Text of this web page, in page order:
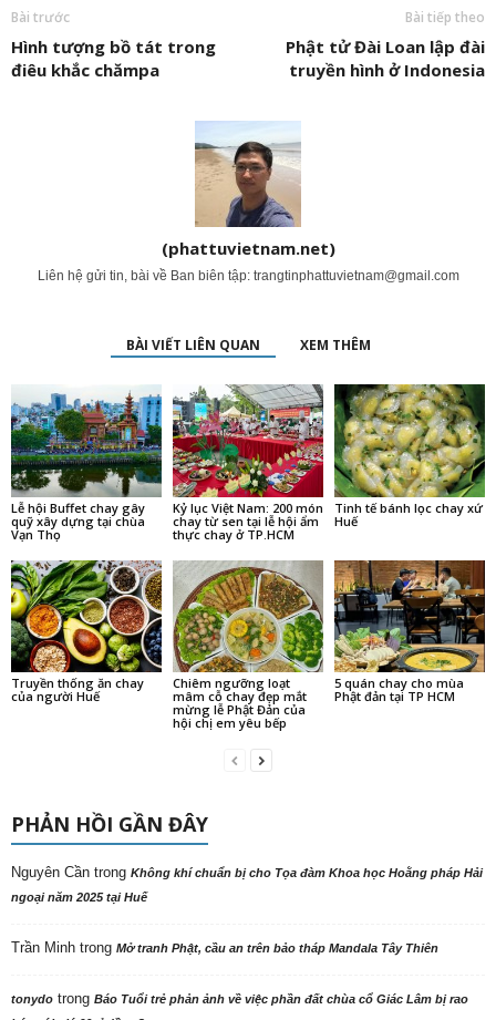
Bài trước
Hình tượng bồ tát trong
điêu khắc chămpa
Bài tiếp theo
Phật tử Đài Loan lập đài
truyền hình ở Indonesia
(phattuvietnam.net)
Liên hệ gửi tin, bài về Ban biên tập: trangtinphattuvietnam@gmail.com
BÀI VIẾT LIÊN QUAN XEM THÊM
Lễ hội Buffet chay gây
quỹ xây dựng tại chùa
Vạn Thọ
Kỷ lục Việt Nam: 200 món
chay từ sen tại lễ hội ẩm
thực chay ở TP.HCM
Tinh tế bánh lọc chay xứ
Huế
Truyền thống ăn chay
của người Huế
Chiêm ngưỡng loạt
mâm cỗ chay đẹp mắt
mừng lễ Phật Đản của
hội chị em yêu bếp
5 quán chay cho mùa
Phật đản tại TP HCM
PHẢN HỒI GẦN ĐÂY
Nguyên Cần trong Không khí chuẩn bị cho Tọa đàm Khoa học Hoằng pháp Hải
ngoại năm 2025 tại Huế
Trần Minh trong Mở tranh Phật, cầu an trên bảo tháp Mandala Tây Thiên
tonydo trong Báo Tuổi trẻ phản ảnh về việc phần đất chùa cổ Giác Lâm bị rao